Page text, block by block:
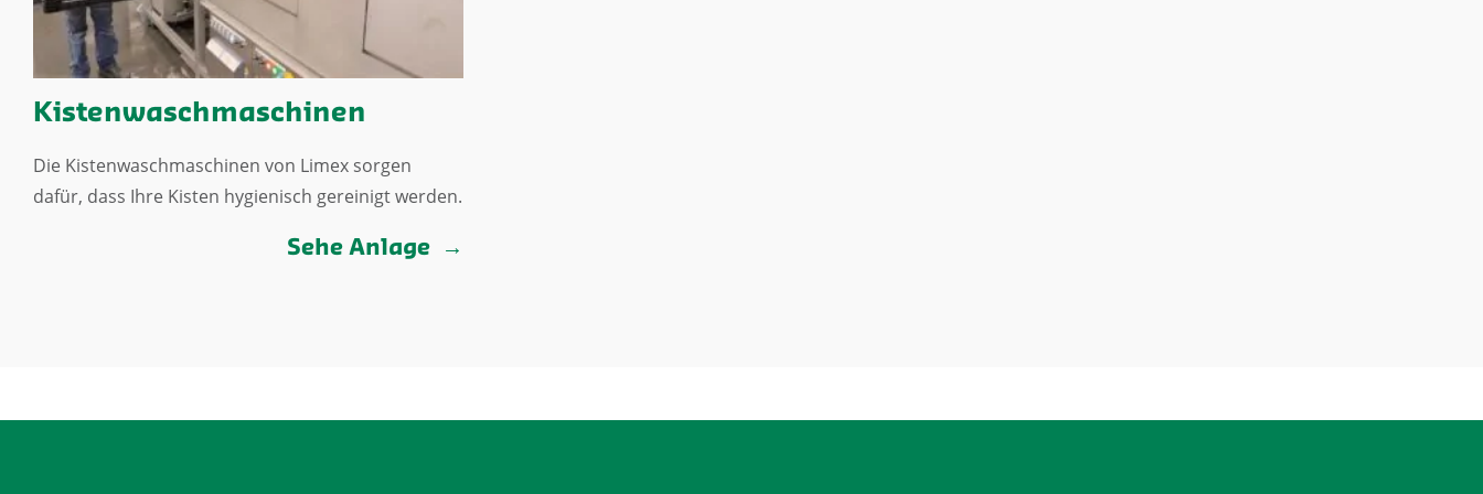
Kistenwaschmaschinen
Die Kistenwaschmaschinen von Limex sorgen
dafür, dass Ihre Kisten hygienisch gereinigt werden.
Sehe Anlage